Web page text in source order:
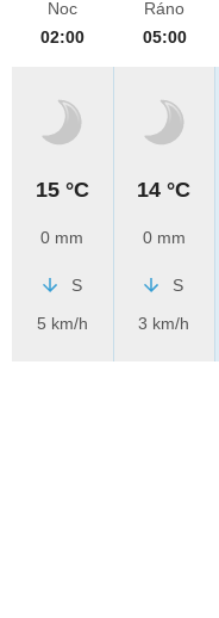
Noc
02:00
15 °C
0 mm
S
5 km/h
Ráno
05:00
14 °C
0 mm
S
3 km/h